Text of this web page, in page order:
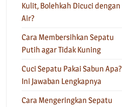
Kulit, Bolehkah Dicuci dengan
Air?
Cara Membersihkan Sepatu
Putih agar Tidak Kuning
Cuci Sepatu Pakai Sabun Apa?
Ini Jawaban Lengkapnya
Cara Mengeringkan Sepatu